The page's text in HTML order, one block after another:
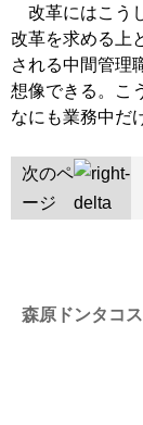
改革にはこう
改革を求める上
される中間管理
想像できる。こ
なにも業務中だ
次のペ
ージ
森原ドンタコス